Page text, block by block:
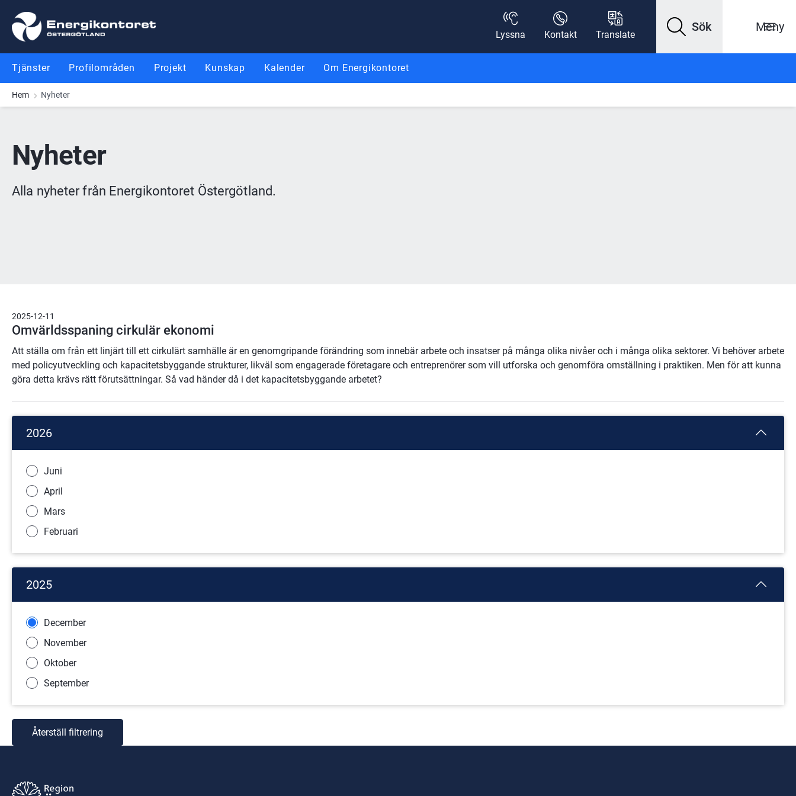
Gå till innehåll
Gå till meny
Gå till sidfot
Lyssna
Kontakt Translate
Sök Meny
Tjänster Profilområden Projekt Kunskap Kalender Om Energikontoret
Hem Nyheter
Nyheter
Alla nyheter från Energikontoret Östergötland.
2025-12-11
Omvärldsspaning cirkulär ekonomi
Att ställa om från ett linjärt till ett cirkulärt samhälle är en genomgripande förändring som innebär arbete och insatser på många olika nivåer och i många olika sektorer. Vi behöver arbete
med policyutveckling och kapacitetsbyggande strukturer, likväl som engagerade företagare och entreprenörer som vill utforska och genomföra omställning i praktiken. Men för att kunna
göra detta krävs rätt förutsättningar. Så vad händer då i det kapacitetsbyggande arbetet?
2026
Juni
April
Mars
Februari
2025
December
November
Oktober
September
Återställ filtrering